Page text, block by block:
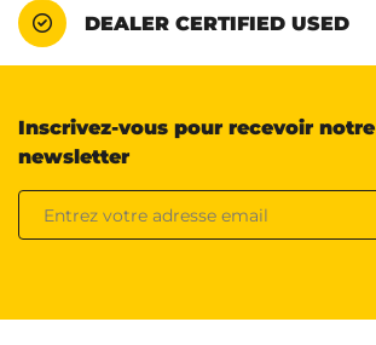
DEALER CERTIFIED USED
Inscrivez-vous pour recevoir notre
newsletter